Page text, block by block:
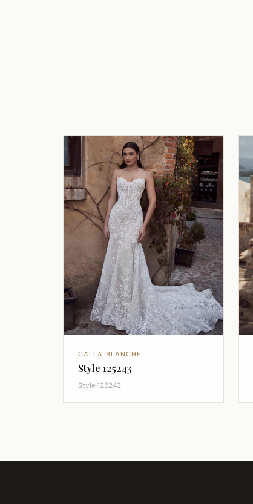
CALLA BLANCHE
Style 125243
Style 125243